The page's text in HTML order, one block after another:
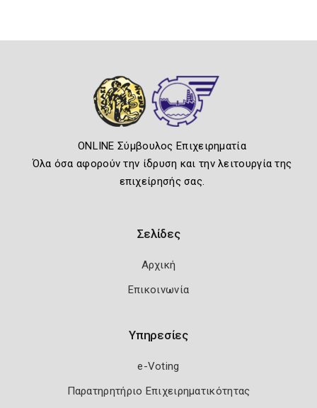
ONLINE Σύμβουλος Επιχειρηματία
Όλα όσα αφορούν την ίδρυση και την λειτουργία της
επιχείρησής σας.
Σελίδες
Αρχική
Επικοινωνία
Υπηρεσίες
e-Voting
Παρατηρητήριο Επιχειρηματικότητας